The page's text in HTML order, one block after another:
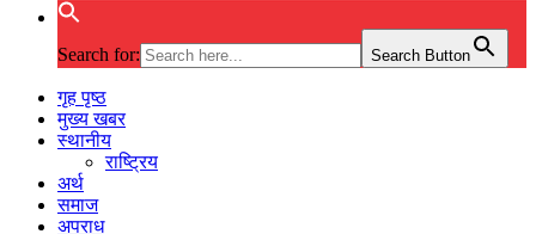
Search for: Search Button
गृह पृष्ठ
मुख्य खबर
स्थानीय
राष्ट्रिय
अर्थ
समाज
अपराध